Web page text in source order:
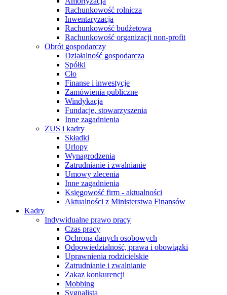
Rachunkowość rolnicza
Inwentaryzacja
Rachunkowość budżetowa
Rachunkowość organizacji non-profit
Obrót gospodarczy
Działalność gospodarcza
Spółki
Cło
Finanse i inwestycje
Zamówienia publiczne
Windykacja
Fundacje, stowarzyszenia
Inne zagadnienia
ZUS i kadry
Składki
Urlopy
Wynagrodzenia
Zatrudnianie i zwalnianie
Umowy zlecenia
Inne zagadnienia
Księgowość firm - aktualności
Aktualności z Ministerstwa Finansów
Kadry
Indywidualne prawo pracy
Czas pracy
Ochrona danych osobowych
Odpowiedzialność, prawa i obowiązki
Uprawnienia rodzicielskie
Zatrudnianie i zwalnianie
Zakaz konkurencji
Mobbing
Sygnalista